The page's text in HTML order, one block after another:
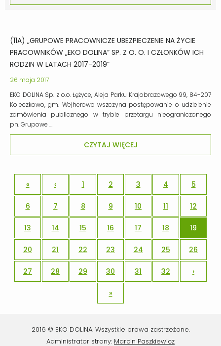
(11A) „GRUPOWE PRACOWNICZE UBEZPIECZENIE NA ŻYCIE
PRACOWNIKÓW „EKO DOLINA” SP. Z O. O. I CZŁONKÓW ICH
RODZIN W LATACH 2017-2019”
26 maja 2017
EKO DOLINA Sp. z o.o. Łężyce, Aleja Parku Krajobrazowego 99, 84-207
Koleczkowo, gm. Wejherowo wszczyna postępowanie o udzielenie
zamówienia publicznego w trybie przetargu nieograniczonego
pn. Grupowe …
CZYTAJ WIĘCEJ
« ‹ 1 2 3 4 5
6 7 8 9 10 11 12
13 14 15 16 17 18 19
20 21 22 23 24 25 26
27 28 29 30 31 32 ›
»
2016 © EKO DOLINA. Wszystkie prawa zastrzeżone.
Administrator strony: Marcin Paszkiewicz